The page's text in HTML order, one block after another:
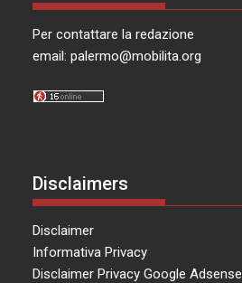
Per contattare la redazione
email:palermo@mobilita.org
Disclaimers
Disclaimer
Informativa Privacy
Disclaimer Privacy Google Adsense